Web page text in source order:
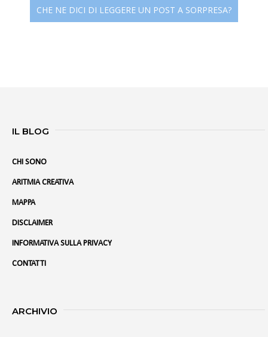
CHE NE DICI DI LEGGERE UN POST A SORPRESA?
IL BLOG
CHI SONO
ARITMIA CREATIVA
MAPPA
DISCLAIMER
INFORMATIVA SULLA PRIVACY
CONTATTI
ARCHIVIO